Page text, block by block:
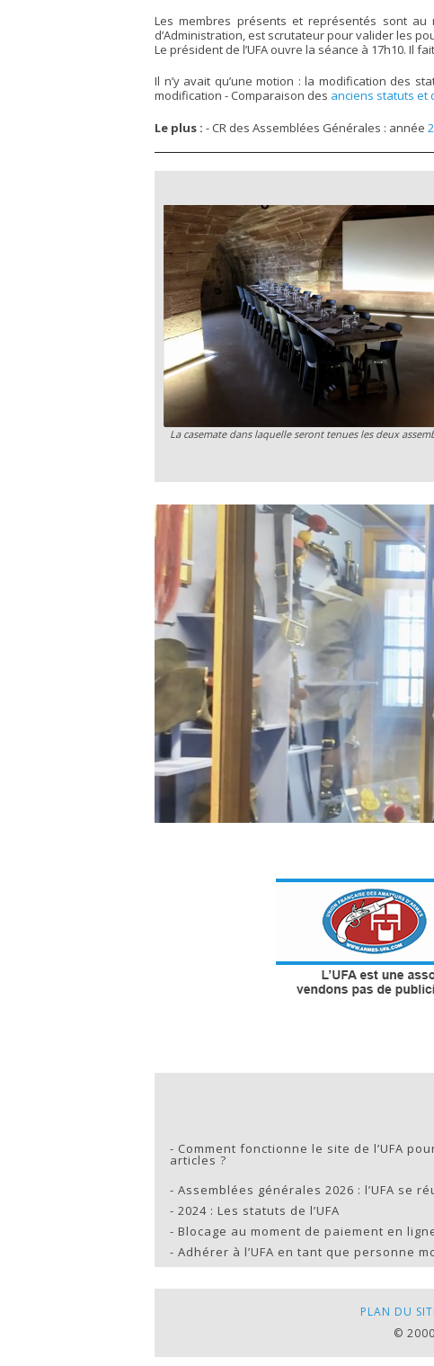
Les membres présents et représentés sont
d’Administration, est scrutateur pour valider les
Le président de l’UFA ouvre la séance à 17h10. Il
Il n’y avait qu’une motion : la modification des
modification - Comparaison des anciens statuts et
Le plus : - CR des Assemblées Générales : année
La casemate dans laquelle seront tenues les deux
- Comment fonctionne le site de l’UFA
articles ?
- Assemblées générales 2026 : l’UFA se
- 2024 : Les statuts de l’UFA
- Blocage au moment de paiement en
- Adhérer à l’UFA en tant que personne
PLAN DU
©